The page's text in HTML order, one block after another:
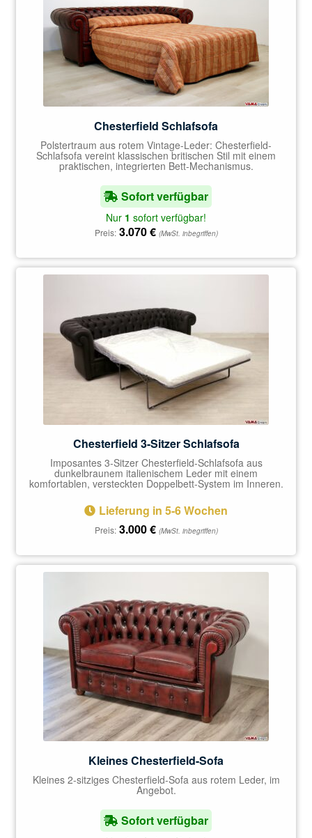
Chesterfield Schlafsofa
Polstertraum aus rotem Vintage-Leder: Chesterfield-
Schlafsofa vereint klassischen britischen Stil mit einem
praktischen, integrierten Bett-Mechanismus.
Sofort verfügbar
Nur 1 sofort verfügbar!
Preis: 3.070€ (MwSt. inbegriffen)
Chesterfield 3-Sitzer Schlafsofa
Imposantes 3-Sitzer Chesterfield-Schlafsofa aus
dunkelbraunem italienischem Leder mit einem
komfortablen, versteckten Doppelbett-System im Inneren.
Lieferung in 5-6 Wochen
Preis: 3.000€ (MwSt. inbegriffen)
Kleines Chesterfield-Sofa
Kleines 2-sitziges Chesterfield-Sofa aus rotem Leder, im
Angebot.
Sofort verfügbar